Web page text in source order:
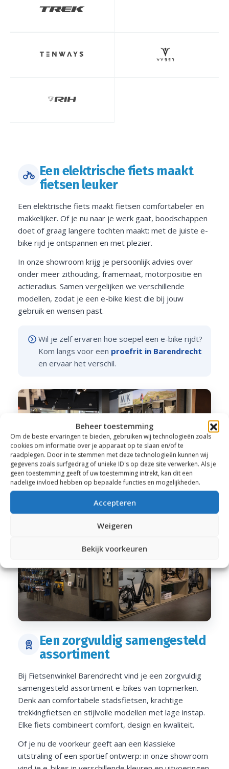
Beheer toestemming
Om de beste ervaringen te bieden, gebruiken wij technologieën zoals
cookies om informatie over je apparaat op te slaan en/of te
raadplegen. Door in te stemmen met deze technologieën kunnen wij
gegevens zoals surfgedrag of unieke ID's op deze site verwerken. Als je
geen toestemming geeft of uw toestemming intrekt, kan dit een
nadelige invloed hebben op bepaalde functies en mogelijkheden.
Accepteren
Weigeren
Bekijk voorkeuren
Een elektrische fiets maakt
fietsen leuker
Een elektrische fiets maakt fietsen comfortabeler en
makkelijker. Of je nu naar je werk gaat, boodschappen
doet of graag langere tochten maakt: met de juiste e-
bike rijd je ontspannen en met plezier.
In onze showroom krijg je persoonlijk advies over
onder meer zithouding, framemaat, motorpositie en
actieradius. Samen vergelijken we verschillende
modellen, zodat je een e-bike kiest die bij jouw
gebruik en wensen past.
Wil je zelf ervaren hoe soepel een e-bike rijdt?
Kom langs voor een proefrit in Barendrecht
en ervaar het verschil.
Een zorgvuldig samengesteld
assortiment
Bij Fietsenwinkel Barendrecht vind je een zorgvuldig
samengesteld assortiment e-bikes van topmerken.
Denk aan comfortabele stadsfietsen, krachtige
trekkingfietsen en stijlvolle modellen met lage instap.
Elke fiets combineert comfort, design en kwaliteit.
Of je nu de voorkeur geeft aan een klassieke
uitstraling of een sportief ontwerp: in onze showroom